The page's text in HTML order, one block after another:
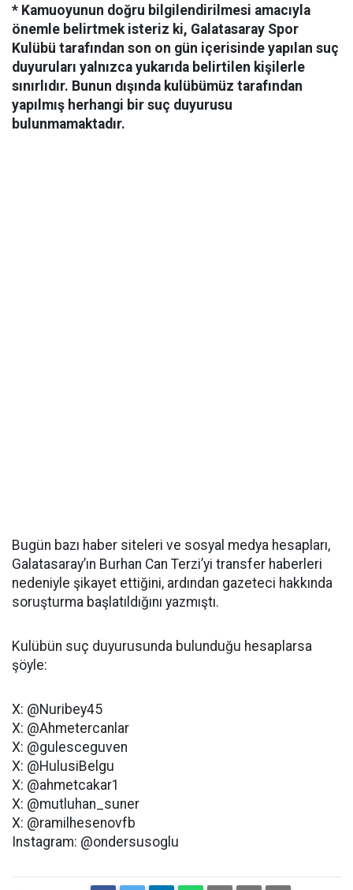
* Kamuoyunun doğru bilgilendirilmesi amacıyla
önemle belirtmek isteriz ki, Galatasaray Spor
Kulübü tarafından son on gün içerisinde yapılan suç
duyuruları yalnızca yukarıda belirtilen kişilerle
sınırlıdır. Bunun dışında kulübümüz tarafından
yapılmış herhangi bir suç duyurusu
bulunmamaktadır.
Bugün bazı haber siteleri ve sosyal medya hesapları,
Galatasaray’ın Burhan Can Terzi’yi transfer haberleri
nedeniyle şikayet ettiğini, ardından gazeteci hakkında
soruşturma başlatıldığını yazmıştı.
Kulübün suç duyurusunda bulunduğu hesaplarsa
şöyle:
X: @Nuribey45
X: @Ahmetercanlar
X: @gulesceguven
X: @HulusiBelgu
X: @ahmetcakar1
X: @mutluhan_suner
X: @ramilhesenovfb
Instagram: @ondersusoglu